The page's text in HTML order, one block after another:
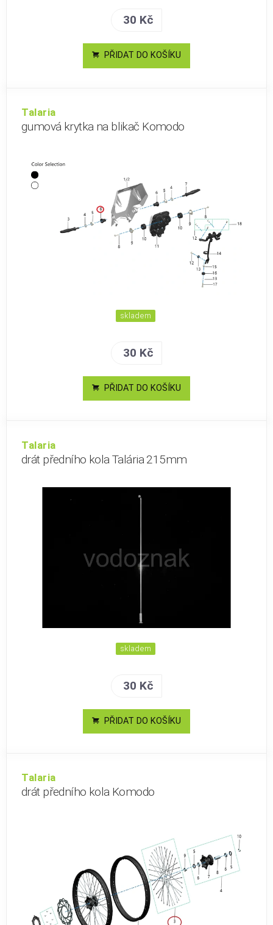
30 Kč
PŘIDAT DO KOŠÍKU
Talaria
gumová krytka na blikač Komodo
skladem
30 Kč
PŘIDAT DO KOŠÍKU
Talaria
drát předního kola Talária 215mm
skladem
30 Kč
PŘIDAT DO KOŠÍKU
Talaria
drát předního kola Komodo